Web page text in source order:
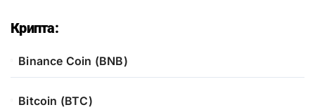
Крипта:
Binance Coin (BNB)
Bitcoin (BTC)